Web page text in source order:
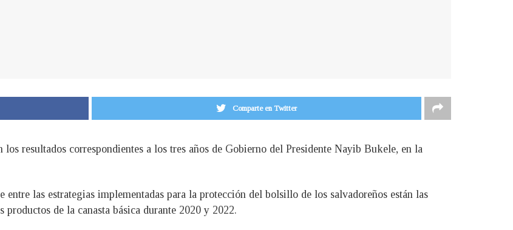
Comparte en Twitter
resultados correspondientes a los tres años de Gobierno del Presidente Nayib Bukele, en la
las estrategias implementadas para la protección del bolsillo de los salvadoreños están las
de la canasta básica durante 2020 y 2022.